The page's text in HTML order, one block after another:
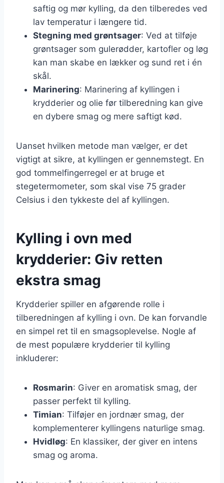
saftig og mør kylling, da den tilberedes ved
lav temperatur i længere tid.
Stegning med grøntsager: Ved at tilføje
grøntsager som gulerødder, kartofler og løg
kan man skabe en lækker og sund ret i én
skål.
Marinering: Marinering af kyllingen i
krydderier og olie før tilberedning kan give
en dybere smag og mere saftigt kød.
Uanset hvilken metode man vælger, er det
vigtigt at sikre, at kyllingen er gennemstegt. En
god tommelfingerregel er at bruge et
stegetermometer, som skal vise 75 grader
Celsius i den tykkeste del af kyllingen.
Kylling i ovn med
krydderier: Giv retten
ekstra smag
Krydderier spiller en afgørende rolle i
tilberedningen af kylling i ovn. De kan forvandle
en simpel ret til en smagsoplevelse. Nogle af
de mest populære krydderier til kylling
inkluderer:
Rosmarin: Giver en aromatisk smag, der
passer perfekt til kylling.
Timian: Tilføjer en jordnær smag, der
komplementerer kyllingens naturlige smag.
Hvidløg: En klassiker, der giver en intens
smag og aroma.